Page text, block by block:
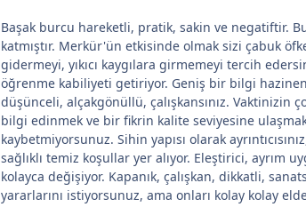
Başak burcu hareketli, pratik, sakin ve negatiftir.
katmıştır. Merkür'ün etkisinde olmak sizi çabuk
gidermeyi, yıkıcı kaygılara girmemeyi tercih
öğrenme kabiliyeti getiriyor. Geniş bir bilgi
düşünceli, alçakgönüllü, çalışkansınız. Vaktinizin
bilgi edinmek ve bir fikrin kalite seviyesine
kaybetmiyorsunuz. Sihin yapısı olarak
sağlıklı temiz koşullar yer alıyor. Eleştirici, ayrım
kolayca değişiyor. Kapanık, çalışkan, dikkatli,
yararlarını istiyorsunuz, ama onları kolay kolay